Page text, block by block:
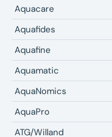
Aquacare
Aquafides
Aquafine
Aquamatic
AquaNomics
AquaPro
ATG/Willand